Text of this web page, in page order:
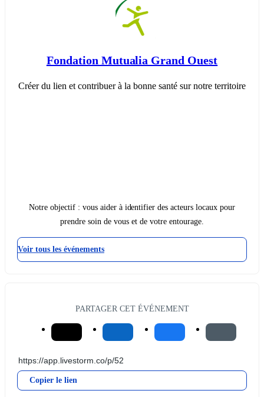
Fondation Mutualia Grand Ouest
Créer du lien et contribuer à la bonne santé sur notre territoire
Notre objectif : vous aider à identifier des acteurs locaux pour
prendre soin de vous et de votre entourage.
Voir tous les événements
PARTAGER CET ÉVÉNEMENT
Copier le lien